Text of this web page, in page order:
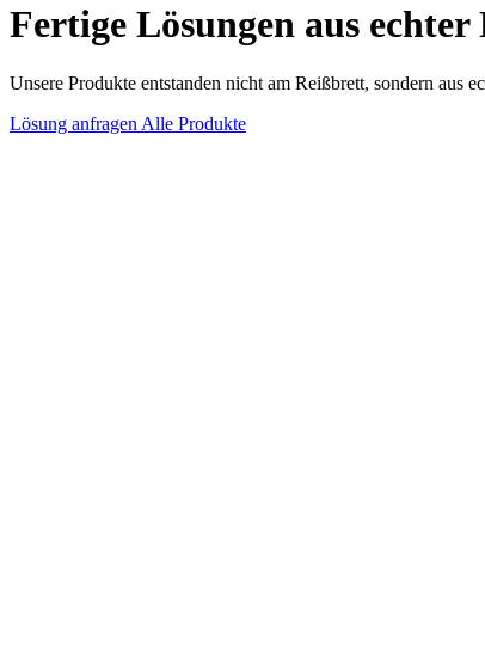
Fertige Lösungen aus
Unsere Produkte entstanden nicht am Reißbrett, sondern aus
Lösung anfragen Alle Produkte